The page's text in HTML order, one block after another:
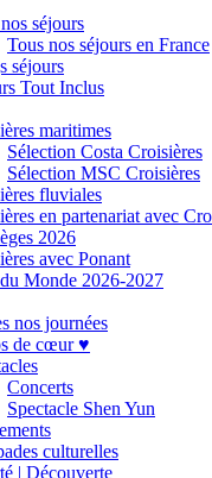
séjours
Tous nos séjours en France
séjours
Tout Inclus
maritimes
Sélection Costa Croisières
Sélection MSC Croisières
fluviales
en partenariat avec
2026
avec Ponant
Monde 2026-2027
nos journées
de cœur ♥
Concerts
Spectacle Shen Yun
culturelles
| Découverte